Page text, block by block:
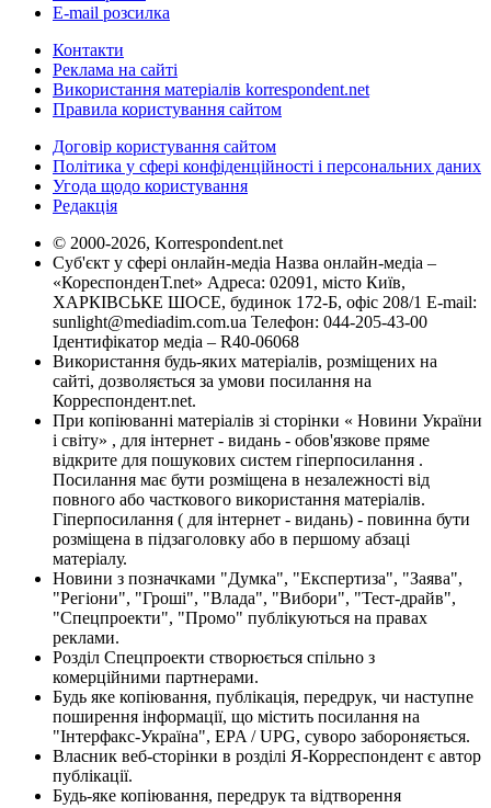
E-mail розсилка
Контакти
Реклама на сайті
Використання матеріалів korrespondent.net
Правила користування сайтом
Договір користування сайтом
Політика у сфері конфіденційності і персональних даних
Угода щодо користування
Редакція
© 2000-2026, Korrespondent.net
Суб'єкт у сфері онлайн-медіа Назва онлайн-медіа –
«КореспонденТ.net» Адреса: 02091, місто Київ,
ХАРКІВСЬКЕ ШОСЕ, будинок 172-Б, офіс 208/1 E-mail:
sunlight@mediadim.com.ua Телефон: 044-205-43-00
Ідентифікатор медіа – R40-06068
Використання будь-яких матеріалів, розміщених на
сайті, дозволяється за умови посилання на
Корреспондент.net.
При копіюванні матеріалів зі сторінки « Новини України
і світу» , для інтернет - видань - обов'язкове пряме
відкрите для пошукових систем гіперпосилання .
Посилання має бути розміщена в незалежності від
повного або часткового використання матеріалів.
Гіперпосилання ( для інтернет - видань) - повинна бути
розміщена в підзаголовку або в першому абзаці
матеріалу.
Новини з позначками "Думка", "Експертиза", "Заява",
"Регіони", "Гроші", "Влада", "Вибори", "Тест-драйв",
"Спецпроекти", "Промо" публікуються на правах
реклами.
Розділ Спецпроекти створюється спільно з
комерційними партнерами.
Будь яке копіювання, публікація, передрук, чи наступне
поширення інформації, що містить посилання на
"Інтерфакс-Україна", EPA / UPG, суворо забороняється.
Власник веб-сторінки в розділі Я-Корреспондент є автор
публікації.
Будь-яке копіювання, передрук та відтворення